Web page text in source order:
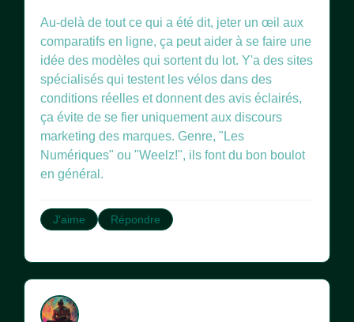
Au-delà de tout ce qui a été dit, jeter un œil aux
comparatifs en ligne, ça peut aider à se faire une
idée des modèles qui sortent du lot. Y'a des sites
spécialisés qui testent les vélos dans des
conditions réelles et donnent des avis éclairés,
ça évite de se fier uniquement aux discours
marketing des marques. Genre, "Les
Numériques" ou "Weelz!", ils font du bon boulot
en général.
J'aime Répondre